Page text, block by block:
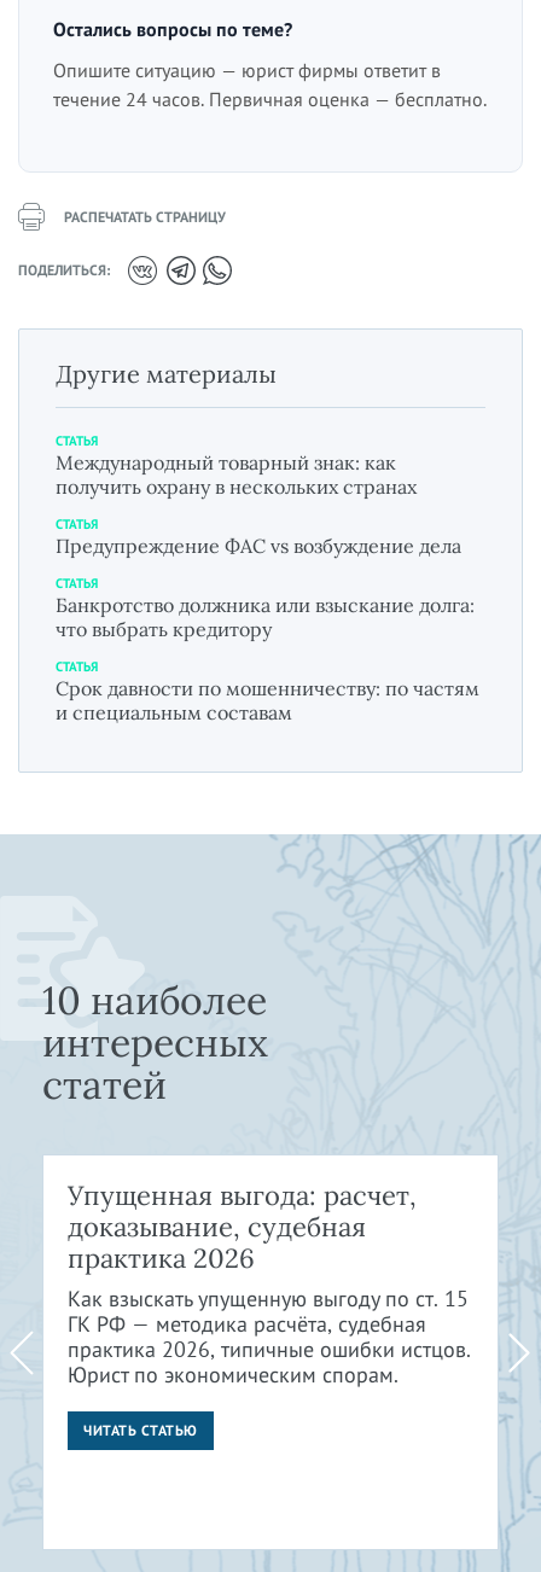
Остались вопросы по теме?
Опишите ситуацию — юрист фирмы ответит в
течение 24 часов. Первичная оценка — бесплатно.
РАСПЕЧАТАТЬ СТРАНИЦУ
ПОДЕЛИТЬСЯ:
Другие материалы
СТАТЬЯ
Международный товарный знак: как
получить охрану в нескольких странах
СТАТЬЯ
Предупреждение ФАС vs возбуждение дела
СТАТЬЯ
Банкротство должника или взыскание долга:
что выбрать кредитору
СТАТЬЯ
Срок давности по мошенничеству: по частям
и специальным составам
10 наиболее
интересных
статей
Упущенная выгода: расчет,
доказывание, судебная
практика 2026
Как взыскать упущенную выгоду по ст. 15
ГК РФ — методика расчёта, судебная
практика 2026, типичные ошибки истцов.
Юрист по экономическим спорам.
ЧИТАТЬ СТАТЬЮ